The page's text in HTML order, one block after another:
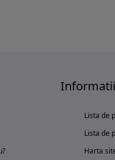
Lista de
Lista de
Harta